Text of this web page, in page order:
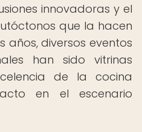
innovadoras y el
que la hacen
años, diversos eventos
han sido vitrinas
de la cocina
en el escenario